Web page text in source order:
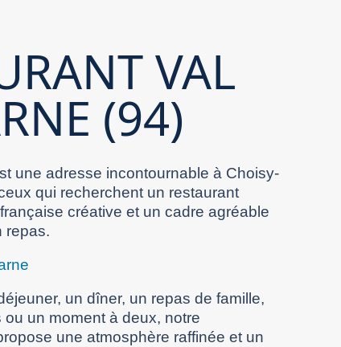
VAL
(94)
une adresse incontournable à Choisy-
qui recherchent un restaurant
créative et un cadre agréable
repas.
un dîner, un repas de famille,
un moment à deux, notre
une atmosphère raffinée et un